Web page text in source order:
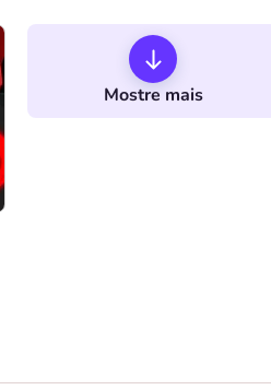
Mostre mais